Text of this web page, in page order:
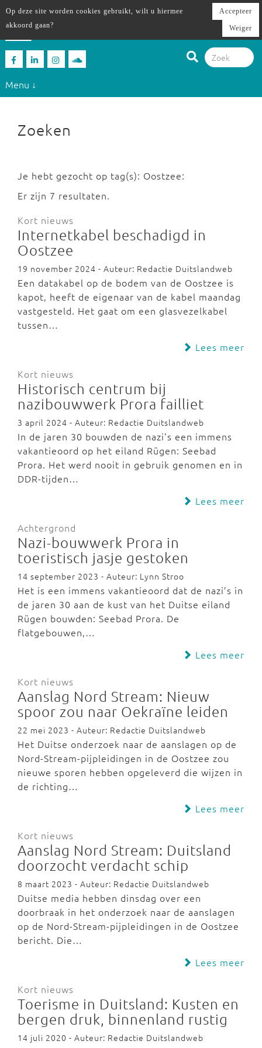
Menu ↓
Zoeken
Je hebt gezocht op tag(s): Oostzee:
Er zijn 7 resultaten.
Kort nieuws
Internetkabel beschadigd in
Oostzee
19 november 2024 - Auteur: Redactie Duitslandweb
Een datakabel op de bodem van de Oostzee is
kapot, heeft de eigenaar van de kabel maandag
vastgesteld. Het gaat om een glasvezelkabel
tussen…
Lees meer
Kort nieuws
Historisch centrum bij
nazibouwwerk Prora failliet
3 april 2024 - Auteur: Redactie Duitslandweb
In de jaren 30 bouwden de nazi's een immens
vakantieoord op het eiland Rügen: Seebad
Prora. Het werd nooit in gebruik genomen en in
DDR-tijden…
Lees meer
Achtergrond
Nazi-bouwwerk Prora in
toeristisch jasje gestoken
14 september 2023 - Auteur: Lynn Stroo
Het is een immens vakantieoord dat de nazi’s in
de jaren 30 aan de kust van het Duitse eiland
Rügen bouwden: Seebad Prora. De
flatgebouwen,…
Lees meer
Kort nieuws
Aanslag Nord Stream: Nieuw
spoor zou naar Oekraïne leiden
22 mei 2023 - Auteur: Redactie Duitslandweb
Het Duitse onderzoek naar de aanslagen op de
Nord-Stream-pijpleidingen in de Oostzee zou
nieuwe sporen hebben opgeleverd die wijzen in
de richting…
Lees meer
Kort nieuws
Aanslag Nord Stream: Duitsland
doorzocht verdacht schip
8 maart 2023 - Auteur: Redactie Duitslandweb
Duitse media hebben dinsdag over een
doorbraak in het onderzoek naar de aanslagen
op de Nord-Stream-pijpleidingen in de Oostzee
bericht. Die…
Lees meer
Kort nieuws
Toerisme in Duitsland: Kusten en
bergen druk, binnenland rustig
14 juli 2020 - Auteur: Redactie Duitslandweb
Op deze site worden cookies gebruikt, wilt u hiermee
akkoord gaan?
Accepteer
Weiger